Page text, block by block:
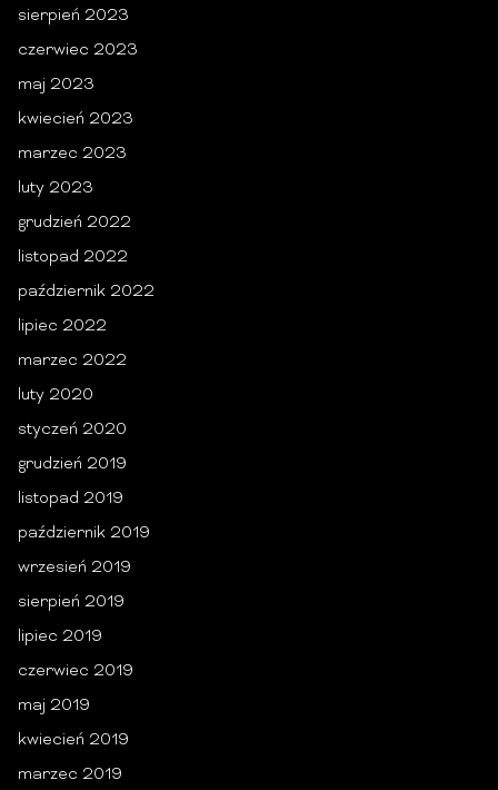
sierpień 2023
czerwiec 2023
maj 2023
kwiecień 2023
marzec 2023
luty 2023
grudzień 2022
listopad 2022
październik 2022
lipiec 2022
marzec 2022
luty 2020
styczeń 2020
grudzień 2019
listopad 2019
październik 2019
wrzesień 2019
sierpień 2019
lipiec 2019
czerwiec 2019
maj 2019
kwiecień 2019
marzec 2019